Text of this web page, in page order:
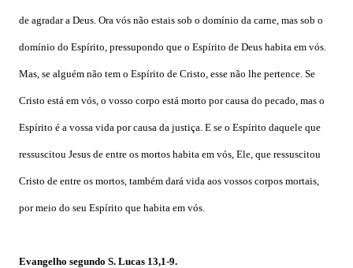
de agradar a Deus. Ora vós não estais sob o domínio da carne, mas sob o
domínio do Espírito, pressupondo que o Espírito de Deus habita em vós.
Mas, se alguém não tem o Espírito de Cristo, esse não lhe pertence. Se
Cristo está em vós, o vosso corpo está morto por causa do pecado, mas o
Espírito é a vossa vida por causa da justiça. E se o Espírito daquele que
ressuscitou Jesus de entre os mortos habita em vós, Ele, que ressuscitou
Cristo de entre os mortos, também dará vida aos vossos corpos mortais,
por meio do seu Espírito que habita em vós.
Evangelho segundo S. Lucas 13,1-9.